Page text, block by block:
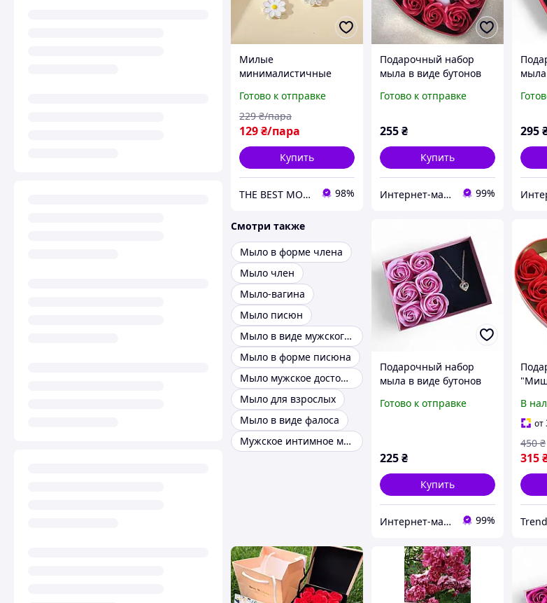
Милые
минималистичные
виде ромашки
Готово к отправке
129₴/пара
229 ₴/пара
Купить
THE BEST MOOD 98%
Подарочный набор
мыла в виде бутонов
красный
Готово к отправке
255₴
Купить
Интернет-магазин "В костюме" 99%
мыла
295
Смотри также
Мыло в форме члена
Мыло член
Мыло-вагина
Мыло писюн
Мыло в виде мужского органа
Мыло в форме писюна
Мыло мужское достоинство
Мыло для взрослых
Мыло в виде фалоса
Мужское интимное мыло
Подарочный набор
мыла в виде бутонов
№2
Готово к отправке
225₴
Купить
Интернет-магазин "В костюме" 99%
розы
из
В
от
315
450 ₴